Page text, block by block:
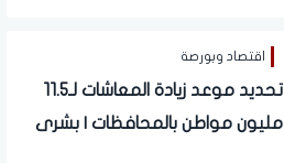
اقتصاد وبورصة
تحديد موعد زيادة المعاشات لـ11.5
مليون مواطن بالمحافظات | بشرى